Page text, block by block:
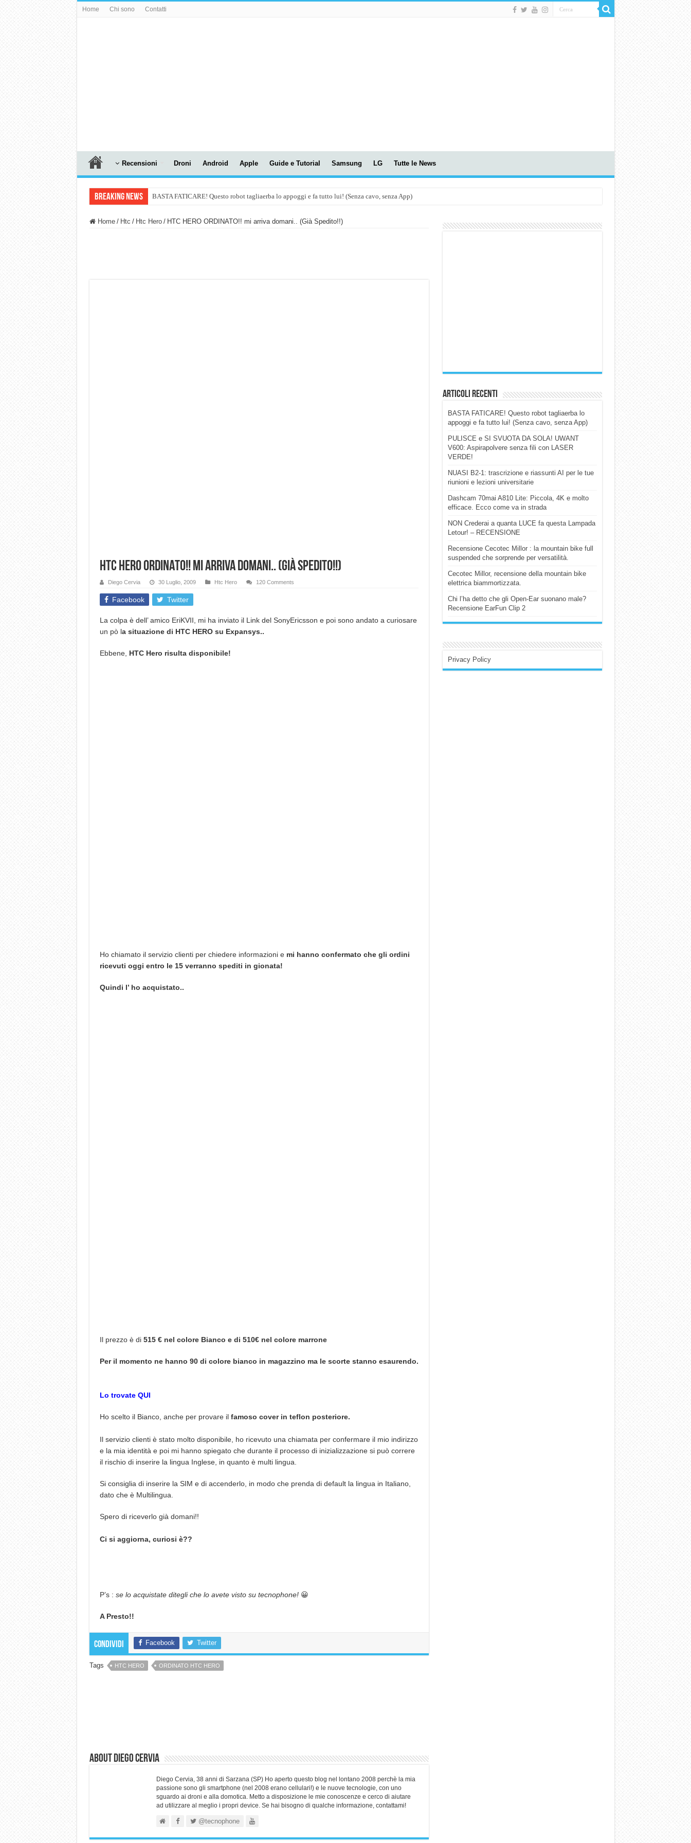
Home Chi sono Contatti
Recensioni Droni Android Apple Guide e Tutorial Samsung LG Tutte le News
Breaking News BASTA FATICARE! Questo robot tagliaerba lo appoggi e fa tutto lui! (Senza cavo, senza App)
Home / Htc / Htc Hero / HTC HERO ORDINATO!! mi arriva domani.. (Già Spedito!!)
HTC HERO ORDINATO!! mi arriva domani.. (Già Spedito!!)
Diego Cervia 30 Luglio, 2009 Htc Hero 120 Comments
Facebook Twitter
La colpa è dell’ amico EriKVII, mi ha inviato il Link del SonyEricsson e poi sono andato a curiosare
un pò la situazione di HTC HERO su Expansys..
Ebbene, HTC Hero risulta disponibile!
Ho chiamato il servizio clienti per chiedere informazioni emi hanno confermato che gli ordini
ricevuti oggi entro le 15 verranno spediti in gionata!
Quindi l’ ho acquistato..
Il prezzo è di515 € nel colore Bianco e di 510€ nel colore marrone
Per il momento ne hanno 90 di colore bianco in magazzino ma le scorte stanno esaurendo.
Lo trovate QUI
Ho scelto il Bianco, anche per provare ilfamoso cover in teflon posteriore.
Il servizio clienti è stato molto disponibile, ho ricevuto una chiamata per confermare il mio indirizzo
e la mia identità e poi mi hanno spiegato che durante il processo di inizializzazione si può correre
il rischio di inserire la lingua Inglese, in quanto è multi lingua.
Si consiglia di inserire la SIM e di accenderlo, in modo che prenda di default la lingua in Italiano,
dato che è Multilingua.
Spero di riceverlo già domani!!
Ci si aggiorna, curiosi è??
P’s : se lo acquistate ditegli che lo avete visto su tecnophone!😀
A Presto!!
Condividi Facebook Twitter
Tags HTC HERO ORDINATO HTC HERO
About Diego Cervia
Diego Cervia, 38 anni di Sarzana (SP) Ho aperto questo blog nel lontano 2008 perchè la mia
passione sono gli smartphone (nel 2008 erano cellulari!) e le nuove tecnologie, con uno
sguardo ai droni e alla domotica. Metto a disposizione le mie conoscenze e cerco di aiutare
ad utilizzare al meglio i propri device. Se hai bisogno di qualche informazione, contattami!
@tecnophone
Articoli Recenti
BASTA FATICARE! Questo robot tagliaerba lo
appoggi e fa tutto lui! (Senza cavo, senza App)
PULISCE e SI SVUOTA DA SOLA! UWANT
V600: Aspirapolvere senza fili con LASER
VERDE!
NUASI B2-1: trascrizione e riassunti AI per le tue
riunioni e lezioni universitarie
Dashcam 70mai A810 Lite: Piccola, 4K e molto
efficace. Ecco come va in strada
NON Crederai a quanta LUCE fa questa Lampada
Letour! – RECENSIONE
Recensione Cecotec Millor : la mountain bike full
suspended che sorprende per versatilità.
Cecotec Millor, recensione della mountain bike
elettrica biammortizzata.
Chi l’ha detto che gli Open-Ear suonano male?
Recensione EarFun Clip 2
Privacy Policy